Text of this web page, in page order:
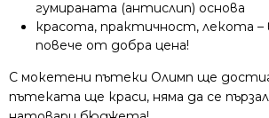
гумираната (антислип) основа
красота, практичност, лекота –
повече от добра цена!
С мокетени пътеки Олимп ще
пътеката ще краси, няма да се